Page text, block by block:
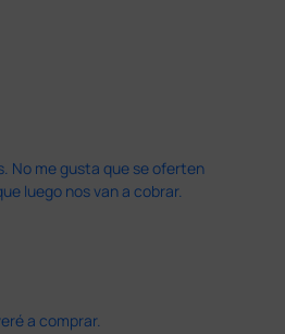
No me gusta que se oferten
luego nos van a cobrar.
a comprar.